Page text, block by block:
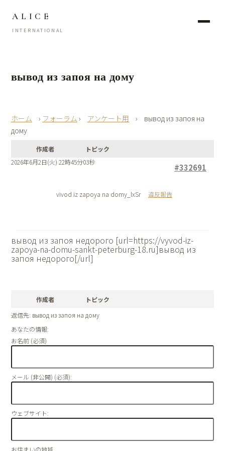
ALICE
INTERNATIONAL
вывод из запоя на дому
› フォーラム › アンケート用 ›
вывод из запоя на
дому
作成者
トピック
2026年6月2日(火) 22時45分03秒
#332691
vivod iz zapoya na domy_lxSr 違反報告
вывод из запоя недорого [url=https://vyvod-iz-
zapoya-na-domu-sankt-peterburg-18.ru]вывод из
запоя недорого[/url]
作成者
トピック
返信先: вывод из запоя на дому
あなたの情報:
お名前 (必須)
メール (非公開) (必須):
ウェブサイト:
お住まいの地域